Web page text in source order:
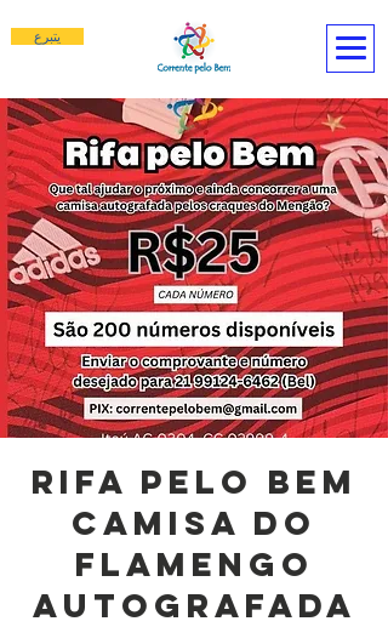
يتبرع
Rifa pelo bem
camisa do
flamengo
autografada